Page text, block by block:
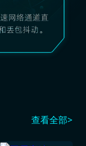
查看全部>